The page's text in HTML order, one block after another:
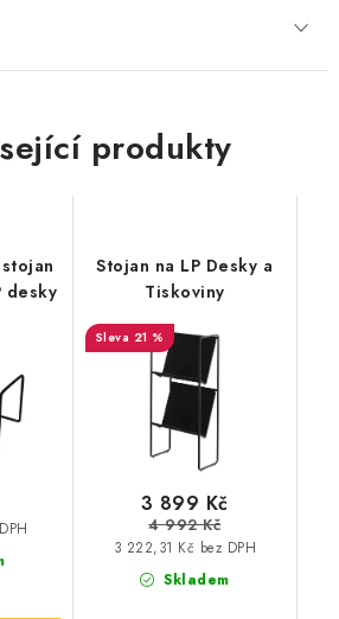
produkty
desky
Stojan na LP Desky a
Tiskoviny
21 %
Skladem
3 222,31 Kč bez DPH
3 899 Kč
4 992 Kč